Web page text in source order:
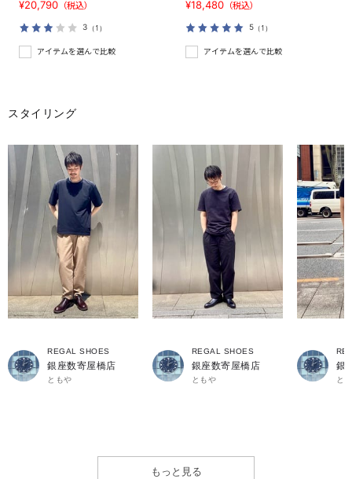
¥20,790 （税込）
3 （1）
アイテムを選んで比較
¥18,480 （税込）
5（1）
アイテムを選んで比較
スタイリング
REGAL SHOES
銀座数寄屋橋店
ともや
REGAL SHOES
銀座数寄屋橋店
ともや
銀
と
もっと見る